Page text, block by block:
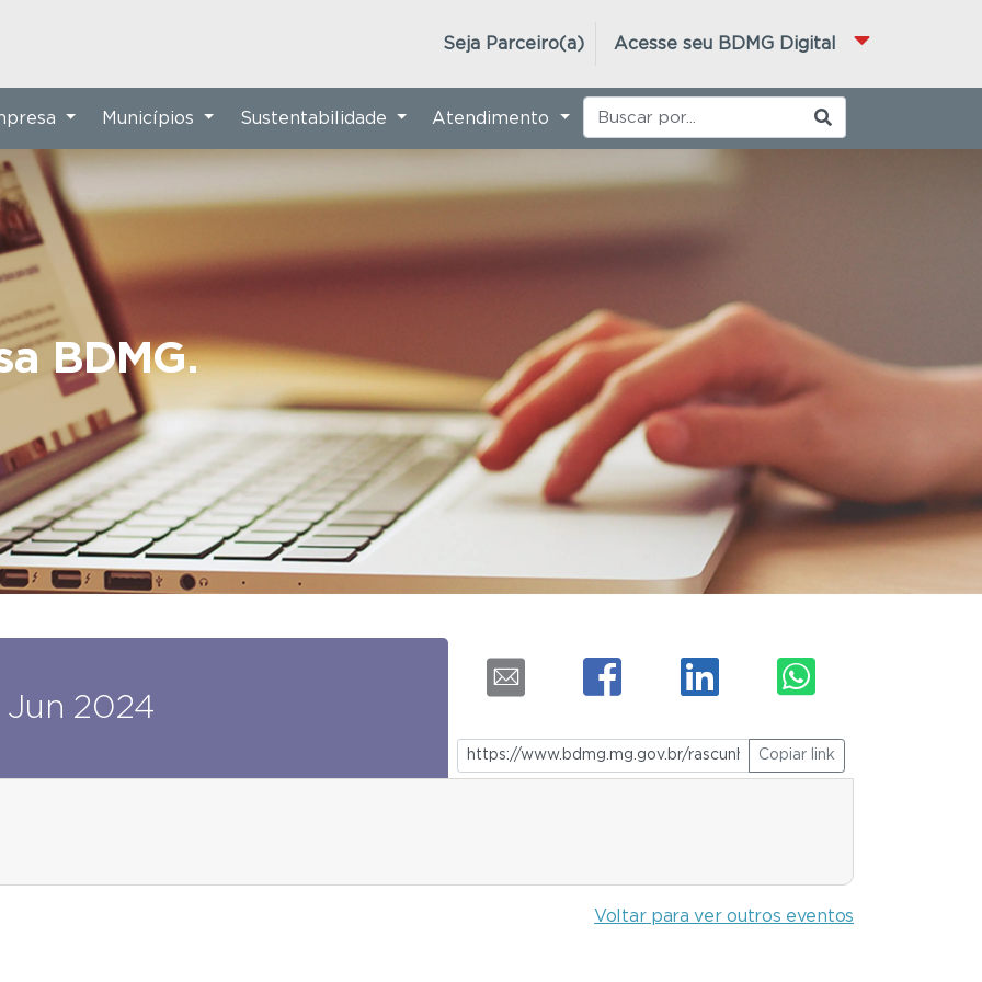
Acesse seu BDMG Digital
Seja Parceiro(a)
BDMG.
Municípios Sustentabilidade Atendimento
Jun 2024
Copiar link
Voltar para ver outros eventos